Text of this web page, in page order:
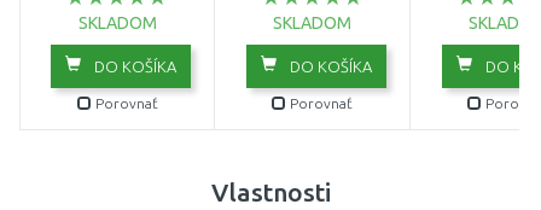
SKLADOM
DO KOŠÍKA
Porovnať
SKLADOM
DO KOŠÍKA
Porovnať
DO
Vlastnosti